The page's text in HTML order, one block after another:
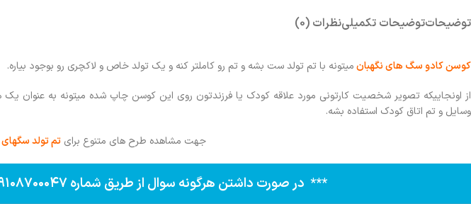
توضیحاتتوضیحات تکمیلینظرات (0)
کوسن کادو سگ های نگهبانمیتونه باتم تولدست بشه و تم رو کاملتر کنه و یک تولدخاص و لاکچری رو بوجود بیاره.
از اونجاییکه تصویر شخصیت کارتونی مورد علاقه کودک یا فرزندتون روی این کوسن چاپ شده میتونه به عنوان
وسایل و تم اتاق کودک استفاده بشه.
جهت مشاهده طرح های متنوع برایتم تولدسگهای
*** در صورت داشتن هرگونه سوال از طریق شماره ۰۹۱۰۸۷۰۰۰۴۷ یا 36272840 – 021 با ما در ارتباط باشید ***